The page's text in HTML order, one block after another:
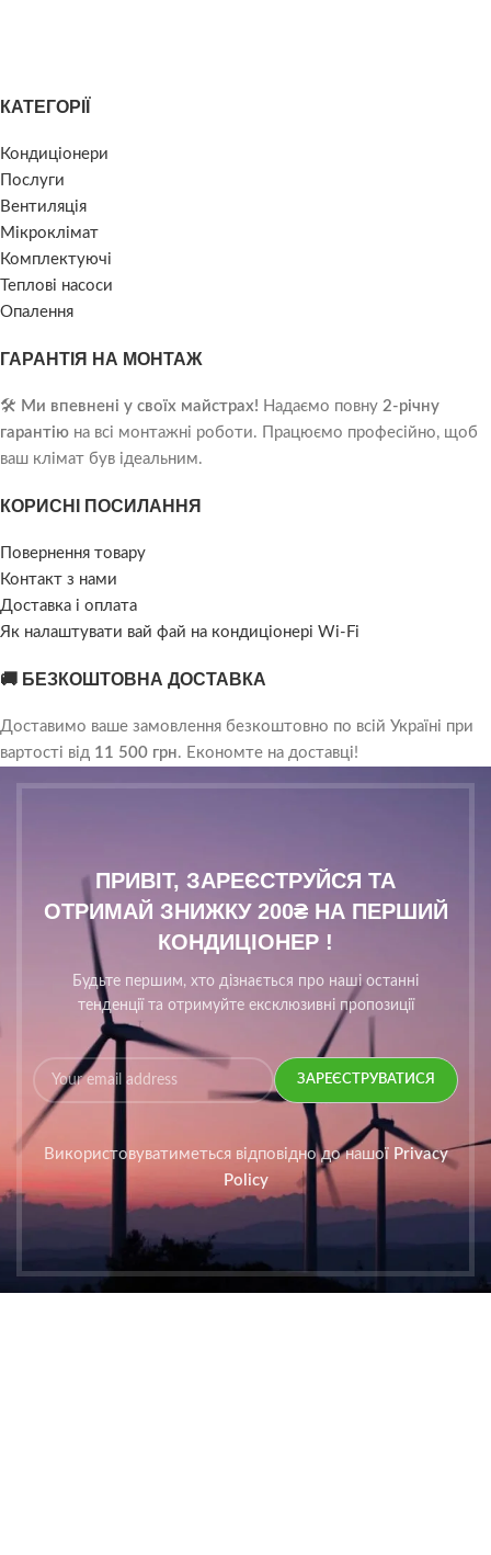
КАТЕГОРІЇ
Кондиціонери
Послуги
Вентиляція
Мікроклімат
Комплектуючі
Теплові насоси
Опалення
ГАРАНТІЯ НА МОНТАЖ
🛠️ Ми впевнені у своїх майстрах! Надаємо повну 2-річну
гарантію на всі монтажні роботи. Працюємо професійно, щоб
ваш клімат був ідеальним.
КОРИСНІ ПОСИЛАННЯ
Повернення товару
Контакт з нами
Доставка і оплата
Як налаштувати вай фай на кондиціонері Wi-Fi
🚚 БЕЗКОШТОВНА ДОСТАВКА
Доставимо ваше замовлення безкоштовно по всій Україні при
вартості від 11 500 грн. Економте на доставці!
ПРИВІТ, ЗАРЕЄСТРУЙСЯ ТА
ОТРИМАЙ ЗНИЖКУ 200₴ НА ПЕРШИЙ
КОНДИЦІОНЕР !
Будьте першим, хто дізнається про наші останні
тенденції та отримуйте ексклюзивні пропозиції
Використовуватиметься відповідно до нашої Privacy
Policy